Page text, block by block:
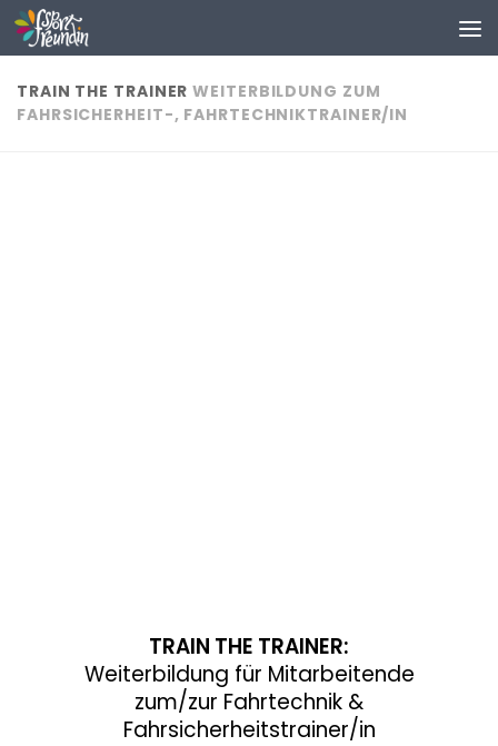
Zum Inhalt springen
TRAIN THE TRAINERWEITERBILDUNG ZUM
FAHRSICHERHEIT-, FAHRTECHNIKTRAINER/IN
TRAIN THE TRAINER:
Weiterbildung für Mitarbeitende
zum/zur Fahrtechnik &
Fahrsicherheitstrainer/in